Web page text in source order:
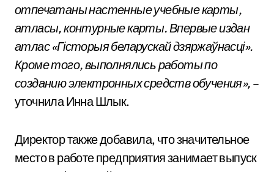
отпечатаны настенные учебные карты,
атласы, контурные карты. Впервые издан
атлас «Гісторыя беларускай дзяржаўнасці».
Кроме того, выполнялись работы по
созданию электронных средств обучения», –
уточнила Инна Шлык.
Директор также добавила, что значительное
место в работе предприятия занимает выпуск